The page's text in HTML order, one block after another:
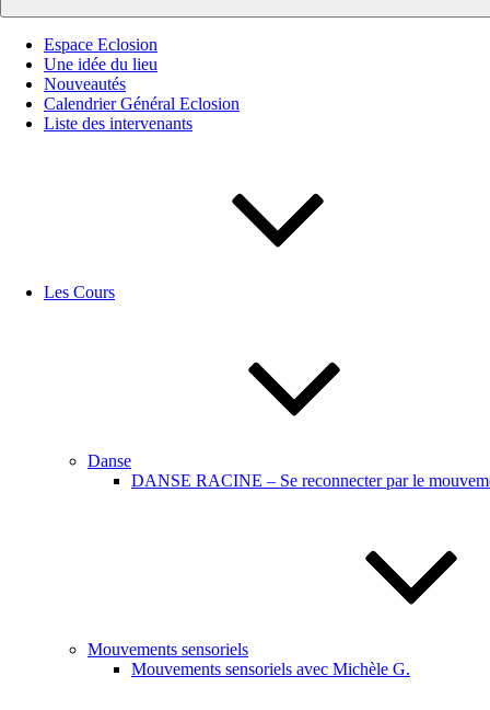
Espace Eclosion
Une idée du lieu
Nouveautés
Calendrier Général Eclosion
Liste des intervenants
Les Cours
Danse
DANSE RACINE – Se reconnecter par le
Mouvements sensoriels
Mouvements sensoriels avec Michèle G.